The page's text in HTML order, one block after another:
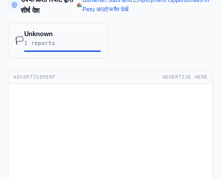
शीर्ष देश
Peru आउटेज मैप देखें
🏳️
Unknown
1 reports
ADVERTISEMENT ADVERTISE HERE